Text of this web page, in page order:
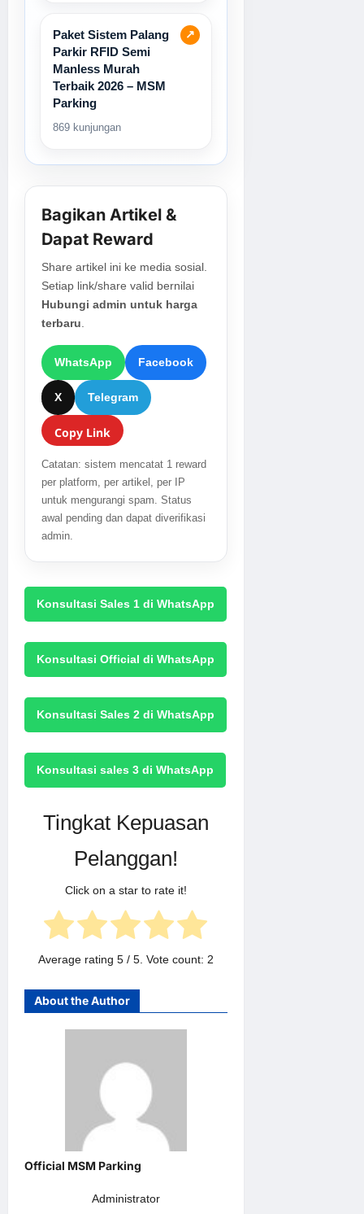
↗
Paket Sistem Palang
Parkir RFID Semi
Manless Murah
Terbaik 2026 – MSM
Parking
869 kunjungan
Bagikan Artikel &
Dapat Reward
Share artikel ini ke media sosial.
Setiap link/share valid bernilai
Hubungi admin untuk harga
terbaru
WhatsApp Facebook
X Telegram
Copy Link
Catatan: sistem mencatat 1 reward
per platform, per artikel, per IP
untuk mengurangi spam. Status
awal pending dan dapat diverifikasi
admin.
Konsultasi Sales 1 di WhatsApp
Konsultasi Official di WhatsApp
Konsultasi Sales 2 di WhatsApp
Konsultasi sales 3 di WhatsApp
Tingkat Kepuasan
Pelanggan!
Click on a star to rate it!
Average rating 5/ 5. Vote count: 2
About the Author
Administrator